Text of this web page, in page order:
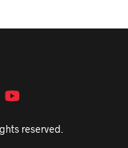
reserved.